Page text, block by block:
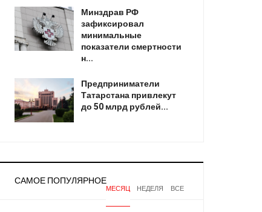
Минздрав РФ
зафиксировал
минимальные
показатели смертности
н...
Предприниматели
Татарстана привлекут
до 50 млрд рублей...
САМОЕ ПОПУЛЯРНОЕ
МЕСЯЦ НЕДЕЛЯ ВСЕ